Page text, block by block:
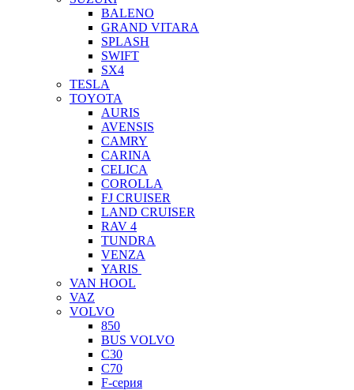
BALENO
GRAND VITARA
SPLASH
SWIFT
SX4
TESLA
TOYOTA
AURIS
AVENSIS
CAMRY
CARINA
CELICA
COROLLA
FJ CRUISER
LAND CRUISER
RAV 4
TUNDRA
VENZA
YARIS
VAN HOOL
VAZ
VOLVO
850
BUS VOLVO
C30
C70
F-серия